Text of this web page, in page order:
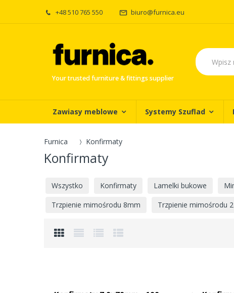
+48 510 765 550 biuro@furnica.eu
Your trusted furniture & fittings supplier
Zawiasy meblowe Systemy Szuflad
Furnica Konfirmaty
Konfirmaty
Wszystko Konfirmaty Lamelki bukowe
Trzpienie mimośrodu 8mm
Trzpienie mimośrodu